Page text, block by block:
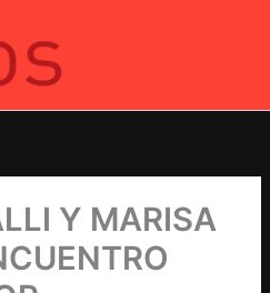
Y MARISA